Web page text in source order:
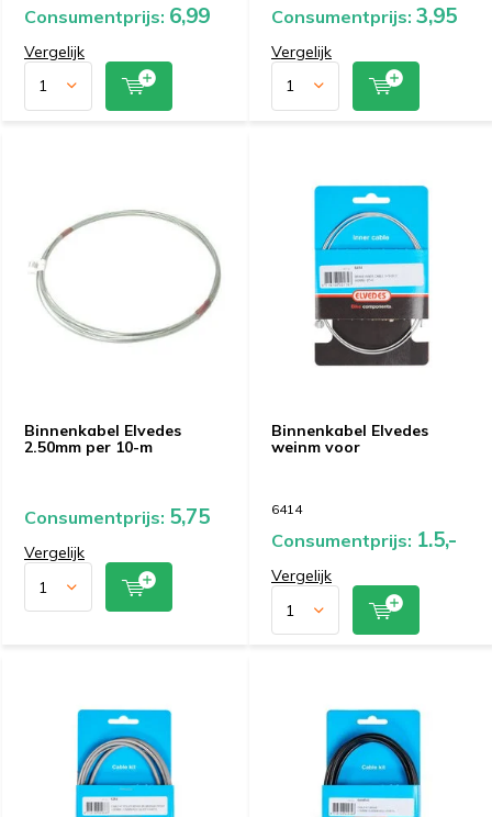
Consumentprijs: 6,99
Vergelijk
Consumentprijs: 3,95
Vergelijk
Binnenkabel Elvedes
2.50mm per 10-m
Consumentprijs: 5,75
Vergelijk
Binnenkabel Elvedes
weinm voor
6414
Consumentprijs: 1.5,-
Vergelijk